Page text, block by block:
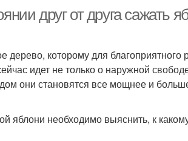
друг от друга сажать
дерево, которому для благоприятного
идет не только о наружной
они становятся все мощнее и
яблони необходимо выяснить, к